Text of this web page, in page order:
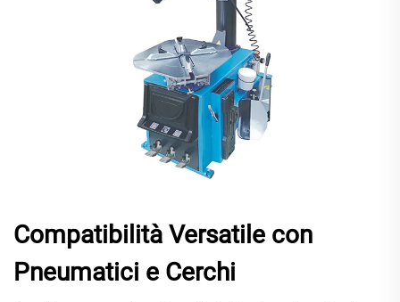
Compatibilità Versatile con
Pneumatici e Cerchi